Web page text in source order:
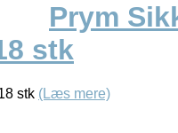
Prym
stk
stk (Læs mere)